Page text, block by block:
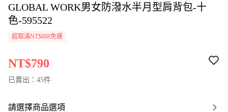
GLOBAL WORK男女防潑水半月型肩背包-十
色-595522
超取滿NT$888免運
NT$790
已賣出：45件
請選擇商品選項